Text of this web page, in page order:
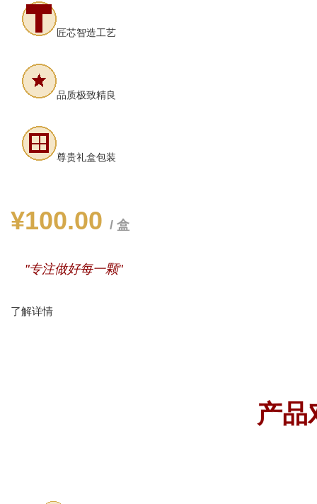
匠芯智造工艺
品质极致精良
尊贵礼盒包装
¥100.00 / 盒
"专注做好每一颗"
了解详情
产品